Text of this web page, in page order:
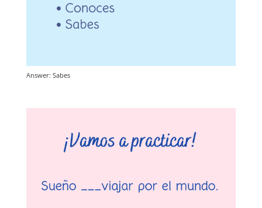
Answer: Sabes